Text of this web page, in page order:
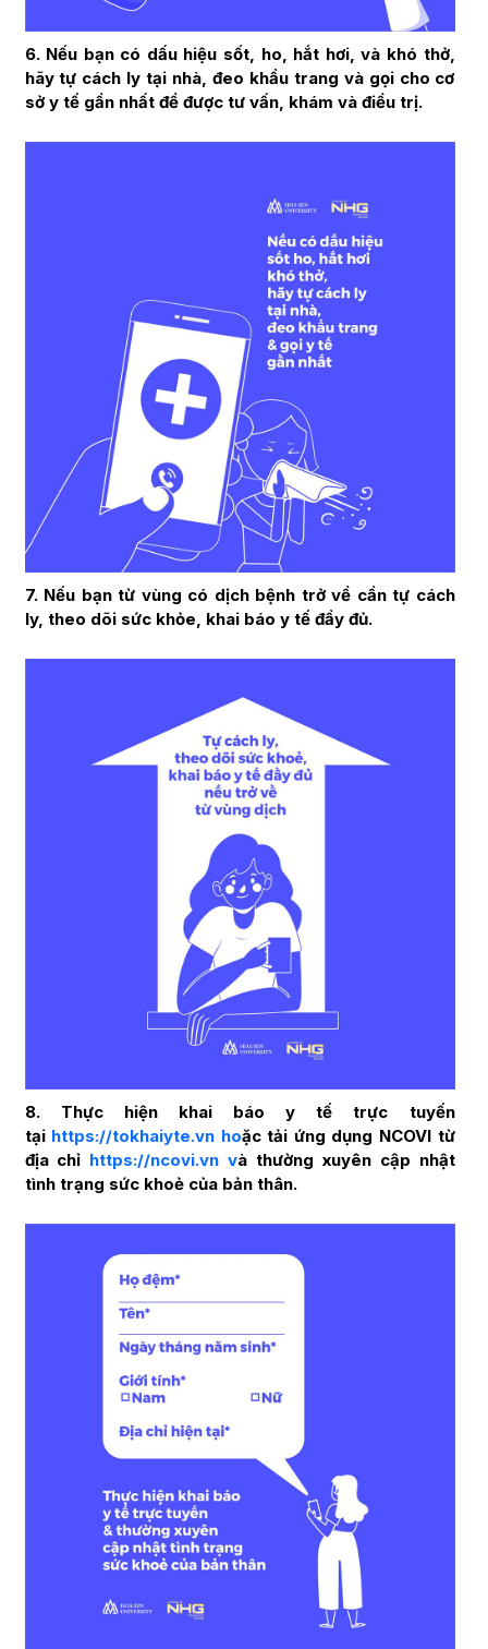
6. Nếu bạn có dấu hiệu sốt, ho, hắt hơi, và khó thở,
hãy tự cách ly tại nhà, đeo khẩu trang và gọi cho cơ
sở y tế gần nhất để được tư vấn, khám và điều trị.
7. Nếu bạn từ vùng có dịch bệnh trở về cần tự cách
ly, theo dõi sức khỏe, khai báo y tế đầy đủ.
8. Thực hiện khai báo y tế trực tuyến
tại https://tokhaiyte.vn hoặc tải ứng dụng NCOVI từ
địa chỉ https://ncovi.vn và thường xuyên cập nhật
tình trạng sức khoẻ của bản thân.